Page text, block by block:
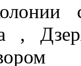
а ,